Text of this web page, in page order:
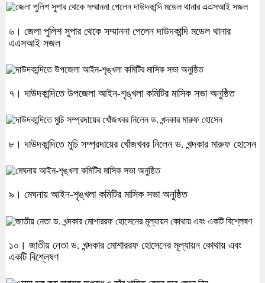
৬। জেলা পুলিশ সুপার থেকে সম্মাননা পেলেন দাউদকান্দি মডেল থানার
এএসআই সজল
৭। দাউদকান্দিতে উপজেলা আইন-শৃঙ্খলা কমিটির মাসিক সভা অনুষ্ঠিত
৮। দাউদকান্দিতে মুচি সম্প্রদায়ের খোঁজখবর নিলেন ড. খন্দকার মারুফ হোসেন
৯। মেঘনায় আইন-শৃঙ্খলা কমিটির মাসিক সভা অনুষ্ঠিত
১০। জাতীয় নেতা ড. খন্দকার মোশাররফ হোসেনের মূল্যায়ন কোথায় এবং
একটি বিশ্লেষণ